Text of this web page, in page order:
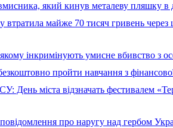
який кинув металеву пляшку в
майже 70 тисяч гривень через
інкримінують умисне вбивство з
пройти навчання з
День міста відзначать фестивалем
про наругу над гербом